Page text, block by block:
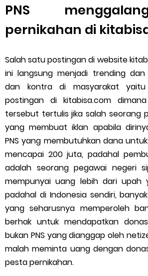
PNS
pernikahan di
Salah satu postingan di website
ini langsung menjadi trending dan
dan kontra di masyarakat
postingan di kitabisa.com
tersebut tertulis jika salah seorang
yang membuat iklan apabila
PNS yang membutuhkan dana
mencapai 200 juta, padahal
adalah seorang pegawai negeri
mempunyai uang lebih dari upah
padahal di Indonesia sendiri,
yang seharusnya memperoleh
berhak untuk mendapatkan
bukan PNS yang dianggap oleh
malah meminta uang dengan
pesta pernikahan.